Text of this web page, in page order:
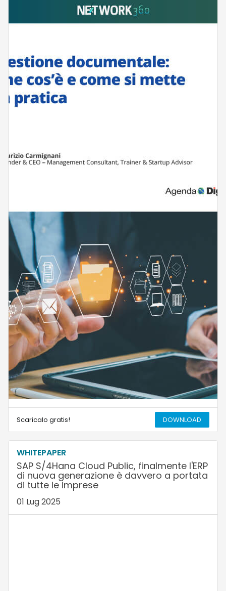
Scaricalo gratis! DOWNLOAD
WHITEPAPER
SAP S/4Hana Cloud Public, finalmente l'ERP
di nuova generazione è davvero a portata
di tutte le imprese
01 Lug 2025